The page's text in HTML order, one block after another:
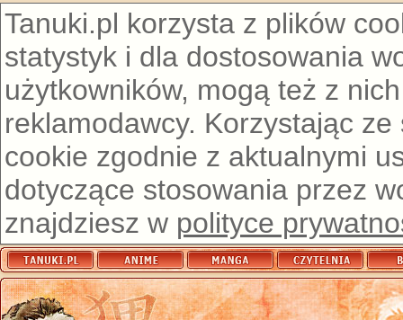
Tanuki.pl korzysta z plików
statystyk i dla dostosowania
użytkowników, mogą też z
reklamodawcy. Korzystając
cookie zgodnie z aktualnymi
dotyczące stosowania przez
znajdziesz w polityce